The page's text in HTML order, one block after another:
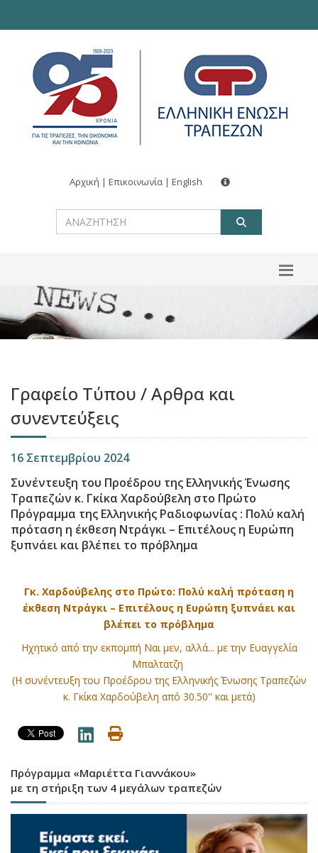
Αρχική | Επικοινωνία | English
Γραφείο Τύπου / Aρθρα και
συνεντεύξεις
16 Σεπτεμβρίου 2024
Συνέντευξη του Προέδρου της Ελληνικής Ένωσης
Τραπεζών κ. Γκίκα Χαρδούβελη στο Πρώτο
Πρόγραμμα της Ελληνικής Ραδιοφωνίας : Πολύ καλή
πρόταση η έκθεση Ντράγκι – Επιτέλους η Ευρώπη
ξυπνάει και βλέπει το πρόβλημα
Γκ. Χαρδούβελης στο Πρώτο: Πολύ καλή πρόταση η
έκθεση Ντράγκι – Επιτέλους η Ευρώπη ξυπνάει και
βλέπει το πρόβλημα
Ηχητικό από την εκπομπή Ναι μεν, αλλά... με την Ευαγγελία
Μπαλτατζη
(Η συνέντευξη του Προέδρου της Ελληνικής Ένωσης Τραπεζών
κ. Γκίκα Χαρδούβελη από 30.50'' και μετά)
Πρόγραμμα «Μαριέττα Γιαννάκου»
με τη στήριξη των 4 μεγάλων τραπεζών